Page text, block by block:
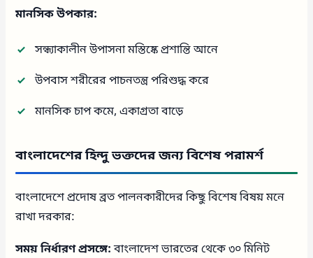
মানসিক উপকার:
সন্ধ্যাকালীন উপাসনা মস্তিষ্কে প্রশান্তি আনে
উপবাস শরীরের পাচনতন্ত্র পরিশুদ্ধ করে
মানসিক চাপ কমে, একাগ্রতা বাড়ে
বাংলাদেশের হিন্দু ভক্তদের জন্য বিশেষ পরামর্শ
বাংলাদেশে প্রদোষ ব্রত পালনকারীদের কিছু বিশেষ বিষয় মনে
রাখা দরকার:
সময় নির্ধারণ প্রসঙ্গে:বাংলাদেশ ভারতের থেকে ৩০ মিনিট